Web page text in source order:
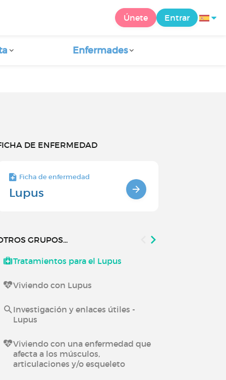
Únete Entrar
Enfermades
DE ENFERMEDAD
Ficha de enfermedad
Lupus
GRUPOS...
Tratamientos para el Lupus
Viviendo con Lupus
Investigación y enlaces útiles -
Lupus
Viviendo con una enfermedad que
afecta a los músculos,
articulaciones y/o esqueleto